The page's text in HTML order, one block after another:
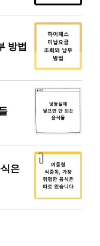
방법
은